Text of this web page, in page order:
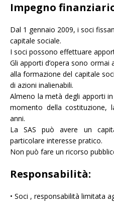
Impegno
Dal 1 gennaio 2009, i soci
capitale sociale.
I soci possono effettuare
Gli apporti d’opera sono
alla formazione del capitale
di azioni inalienabili.
Almeno la metà degli apporti
momento della costituzione,
anni.
La SAS può avere un
particolare interesse pratico.
Non può fare un ricorso
Responsabilità:
• Soci , responsabilità limitata